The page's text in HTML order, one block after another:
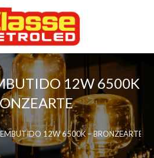
12W 6500K
EMBUTIDO 12W 6500K – BRONZEARTE